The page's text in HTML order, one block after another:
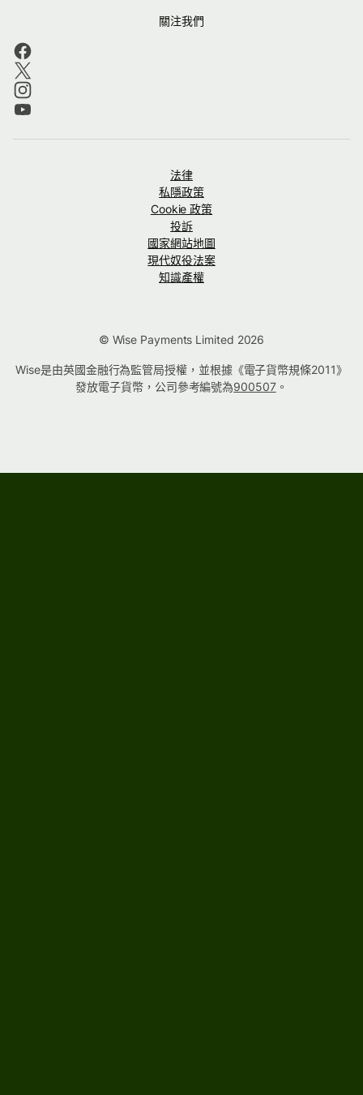
關注我們
法律
私隱政策
Cookie 政策
投訴
國家網站地圖
現代奴役法案
知識產權
© Wise Payments Limited 2026
Wise是由英國金融行為監管局授權，並根據《電子貨幣規條2011》
發放電子貨幣，公司參考編號為900507。